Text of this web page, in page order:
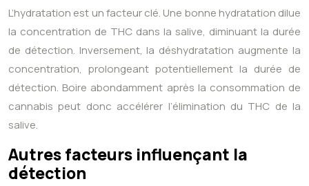
L’hydratation est un facteur clé. Une bonne hydratation dilue
la concentration de THC dans la salive, diminuant la durée
de détection. Inversement, la déshydratation augmente la
concentration, prolongeant potentiellement la durée de
détection. Boire abondamment après la consommation de
cannabis peut donc accélérer l’élimination du THC de la
salive.
Autres facteurs influençant la
détection